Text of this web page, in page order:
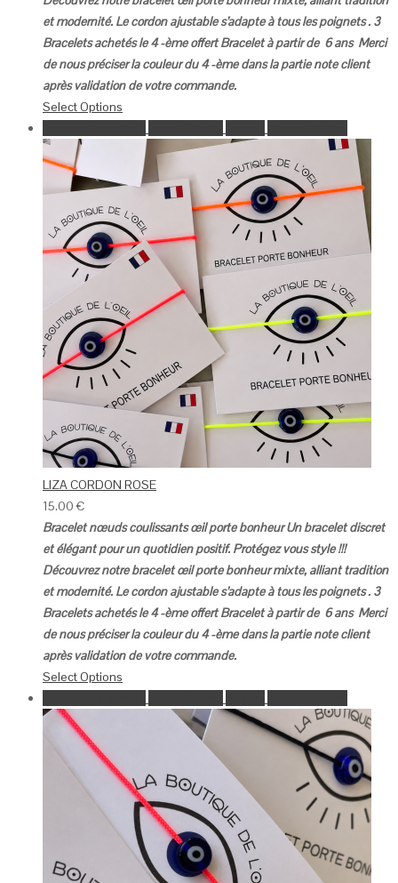
et modernité. Le cordon ajustable s’adapte à tous les poignets . 3
Bracelets achetés le 4 -ème offert Bracelet à partir de 6 ans Merci
de nous préciser la couleur du 4 -ème dans la partie note client
après validation de votre commande.
Select Options
LIZA CORDON ROSE
15.00€
Bracelet nœuds coulissants œil porte bonheur Un bracelet discret
et élégant pour un quotidien positif. Protégez vous style !!!
Découvrez notre bracelet œil porte bonheur mixte, alliant tradition
et modernité. Le cordon ajustable s’adapte à tous les poignets . 3
Bracelets achetés le 4 -ème offert Bracelet à partir de 6 ans Merci
de nous préciser la couleur du 4 -ème dans la partie note client
après validation de votre commande.
Select Options